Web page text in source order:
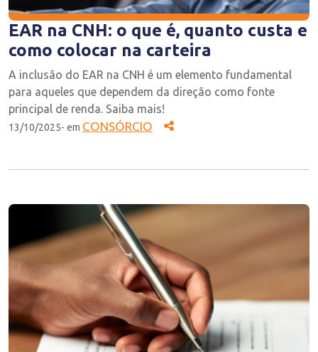
EAR na CNH: o que é, quanto custa e
como colocar na carteira
A inclusão do EAR na CNH é um elemento fundamental
para aqueles que dependem da direção como fonte
principal de renda. Saiba mais!
13/10/2025- em CONSÓRCIO